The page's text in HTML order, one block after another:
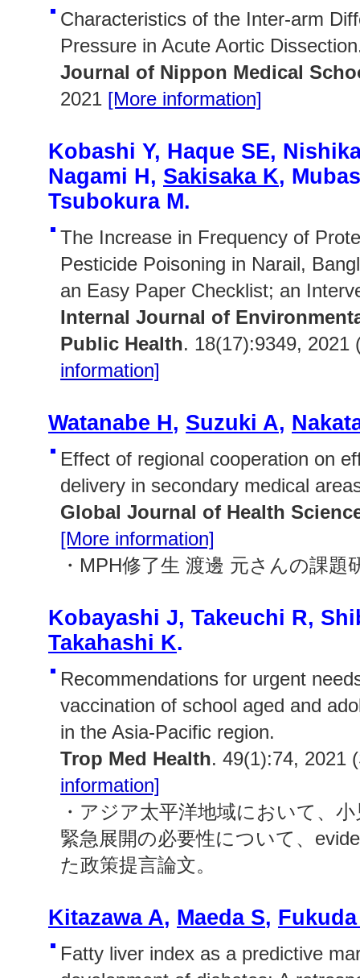
Characteristics of the Inter-arm
Pressure in Acute Aortic
Journal of Nippon Medical
2021 [More information]
Kobashi Y, Haque SE,
Nagami H, Sakisaka K,
Tsubokura M.
The Increase in Frequency of
Pesticide Poisoning in Narail,
an Easy Paper Checklist; an
Internal Journal of
Public Health. 18(17):9349, 2021
information]
Watanabe H, Suzuki A,
Effect of regional cooperation on
delivery in secondary medical
Global Journal of Health
[More information]
・MPH修了生 渡邊 元さんの課題
Kobayashi J, Takeuchi R,
Takahashi K.
Recommendations for urgent
vaccination of school aged and
in the Asia-Pacific region.
Trop Med Health. 49(1):74, 2021
information]
・アジア太平洋地域において、
緊急展開の必要性について、
た政策提言論文。
Kitazawa A, Maeda S, Fukuda
Fatty liver index as a predictive